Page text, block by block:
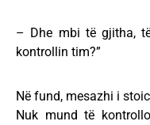
– Dhe mbi të gjitha,
kontrollin tim?”
Në fund, mesazhi i
Nuk mund të